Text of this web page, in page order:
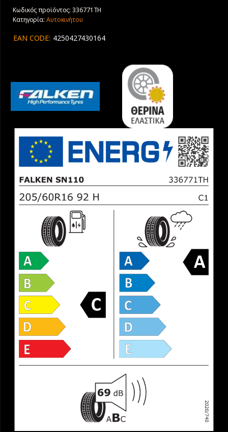
Sincera
SN110
ποσότητα
Κωδικός προϊόντος:336771TH
Κατηγορία: Αυτοκινήτου
EAN CODE: 4250427430164